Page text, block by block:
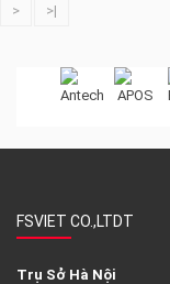
>
>|
FSVIET CO.,LTDT
Trụ Sở Hà Nội